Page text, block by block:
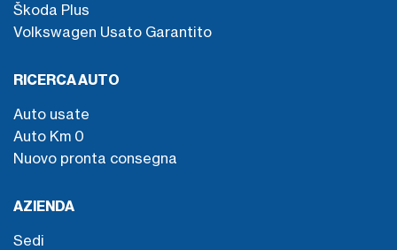
Škoda Plus
Volkswagen Usato Garantito
RICERCA AUTO
Auto usate
Auto Km 0
Nuovo pronta consegna
AZIENDA
Sedi